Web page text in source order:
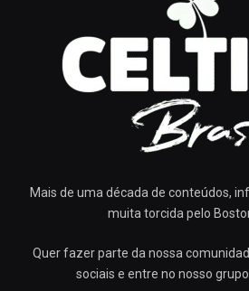
Mais de uma década de conteúdos,
muita torcida pelo
Quer fazer parte da nossa
sociais e entre no nosso